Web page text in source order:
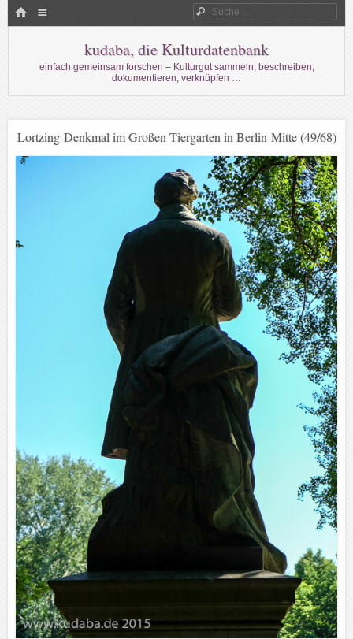
HOME Suche
kudaba, die Kulturdatenbank
einfach gemeinsam forschen – Kulturgut sammeln, beschreiben,
dokumentieren, verknüpfen …
Lortzing-Denkmal im Großen Tiergarten in Berlin-Mitte (49/68)